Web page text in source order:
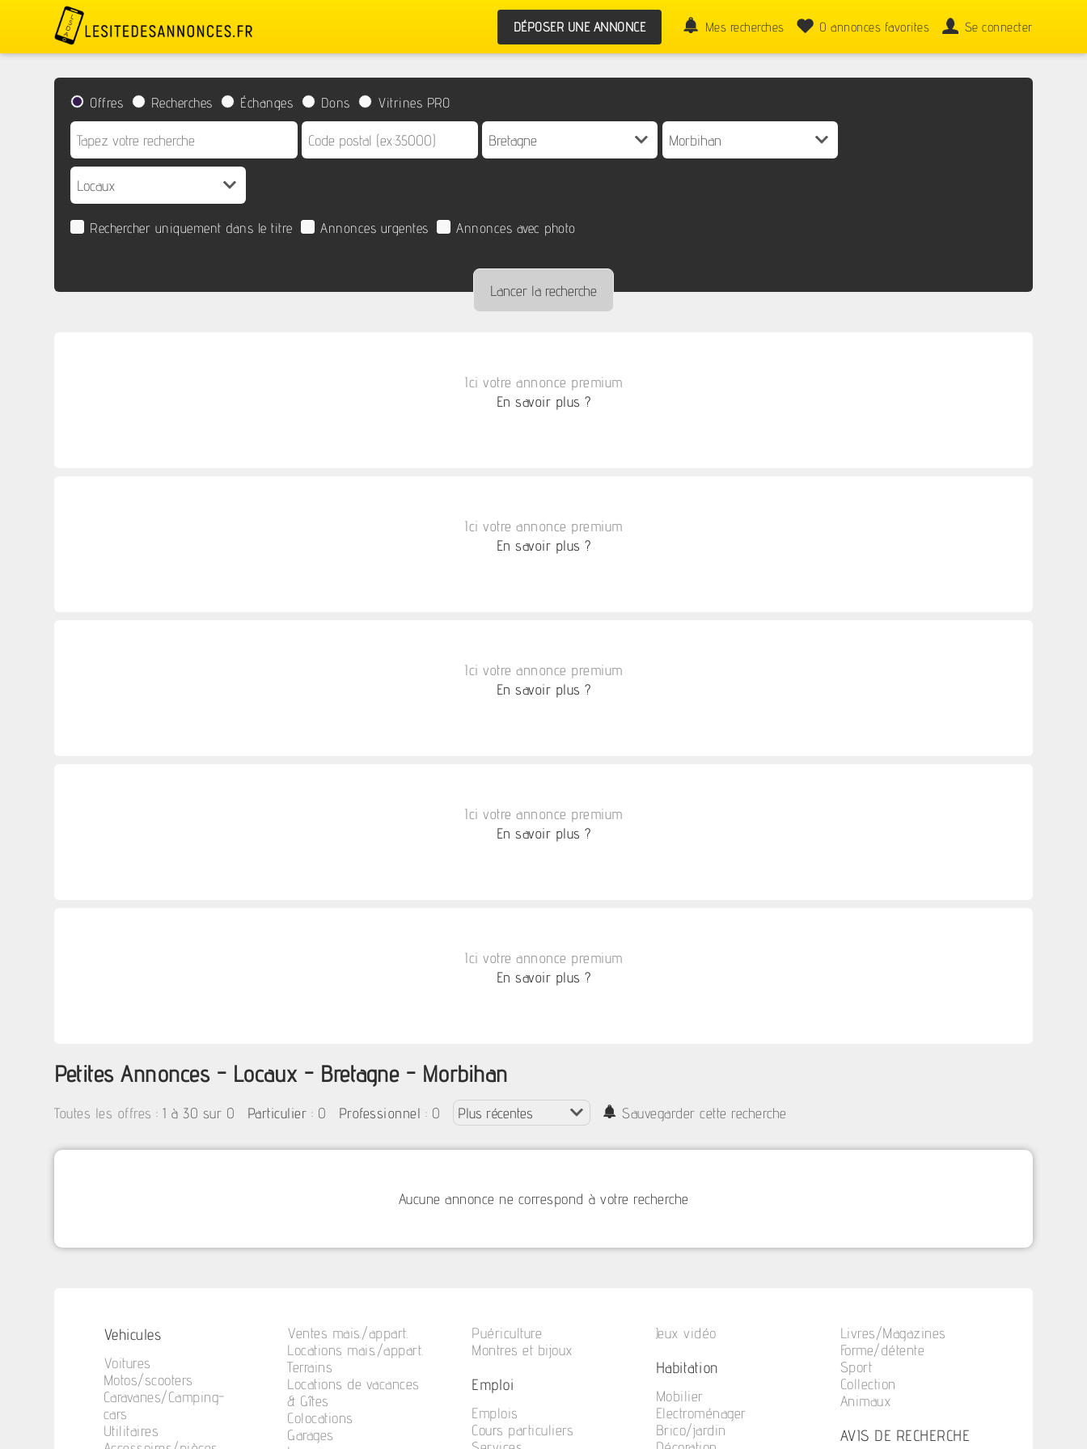
DÉPOSER UNE ANNONCE Mes recherches 0 annonces favorites Se connecter
Offres Recherches Échanges Dons Vitrines PRO
Rechercher uniquement dans le titre Annonces urgentes Annonces avec photo
Ici votre annonce premium
En savoir plus ?
Ici votre annonce premium
En savoir plus ?
Ici votre annonce premium
En savoir plus ?
Ici votre annonce premium
En savoir plus ?
Ici votre annonce premium
En savoir plus ?
Petites Annonces - Locaux - Bretagne - Morbihan
Toutes les offres :1 à 30 sur 0 Particulier : 0 Professionnel : 0 Sauvegarder cette recherche
Aucune annonce ne correspond à votre recherche
Vehicules
Voitures
Motos/scooters
Caravanes/Camping-
cars
Utilitaires
Ventes mais./appart.
Locations mais./appart.
Terrains
Locations de vacances
& Gîtes
Colocations
Garages
Puériculture
Montres et bijoux
Emploi
Emplois
Cours particuliers
Jeux vidéo
Habitation
Mobilier
Electroménager
Brico/jardin
Livres/Magazines
Forme/détente
Sport
Collection
Animaux
AVIS DE RECHERCHE